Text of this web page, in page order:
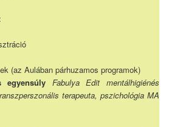
:
(az Aulában párhuzamos programok)
egyensúly Fabulya Edit mentálhigiénés
terapeuta, pszichológia MA